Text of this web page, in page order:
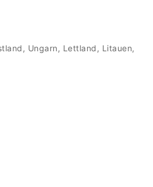
Ungarn, Lettland, Litauen,